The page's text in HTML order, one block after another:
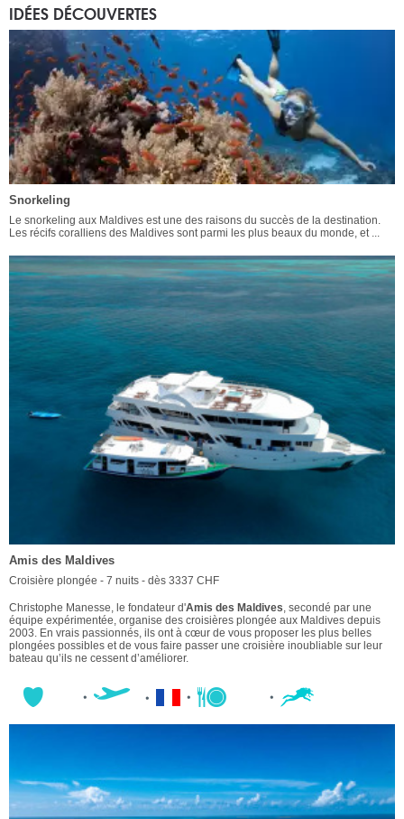
IDÉES DÉCOUVERTES
Snorkeling
Le snorkeling aux Maldives est une des raisons du succès de la destination.
Les récifs coralliens des Maldives sont parmi les plus beaux du monde, et ...
Amis des Maldives
Croisière plongée - 7 nuits - dès 3337 CHF
Christophe Manesse, le fondateur d'Amis des Maldives, secondé par une
équipe expérimentée, organise des croisières plongée aux Maldives depuis
2003. En vrais passionnés, ils ont à cœur de vous proposer les plus belles
plongées possibles et de vous faire passer une croisière inoubliable sur leur
bateau qu’ils ne cessent d’améliorer.